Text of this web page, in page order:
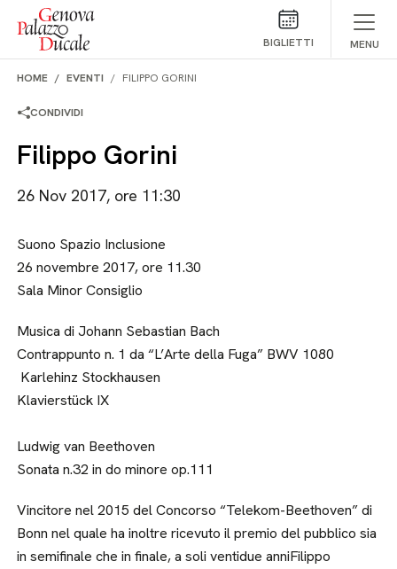
Salta al contenuto
BIGLIETTI MENU
HOME EVENTI FILIPPO GORINI
CONDIVIDI
Filippo Gorini
26 Nov 2017, ore 11:30
Suono Spazio Inclusione
26 novembre 2017, ore 11.30
Sala Minor Consiglio
Musica di Johann Sebastian Bach
Contrappunto n. 1 da “L’Arte della Fuga” BWV 1080
Karlehinz Stockhausen
Klavierstück IX
Ludwig van Beethoven
Sonata n.32 in do minore op.111
Vincitore nel 2015 del Concorso “Telekom-Beethoven” di
Bonn nel quale ha inoltre ricevuto il premio del pubblico sia
in semifinale che in finale, a soli ventidue anniFilippo